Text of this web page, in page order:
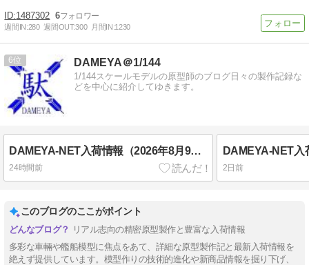
1487302 6
週間IN:280 週間OUT:300 月間IN:1230
6 DAMEYA＠1/144
1/144スケールモデルの原型師のブログ日々の製作記録な
どを中心に紹介してゆきます。
DAMEYA-NET入荷情報（2026年8月9日）
24時間前 2日前
このブログのここがポイント
リアル志向の精密原型製作と豊富な入荷情報
多彩な車輛や艦船模型に焦点をあて、詳細な原型製作記と最新入荷情報を
絶えず提供しています。模型作りの技術的進化や新商品情報を掘り下げ、